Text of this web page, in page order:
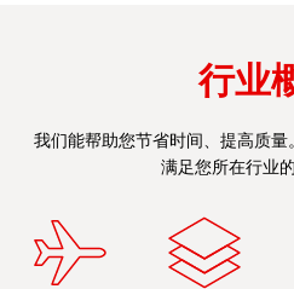
行业
我们能帮助您节省时间、提高质量
满足您所在行业